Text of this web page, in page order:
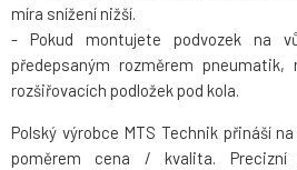
míra snížení nižší.
- Pokud montujete podvozek na
předepsaným rozměrem
rozšiřovacích podložek pod kola.
Polský výrobce MTS Technik přináší
poměrem cena / kvalita. Precizní